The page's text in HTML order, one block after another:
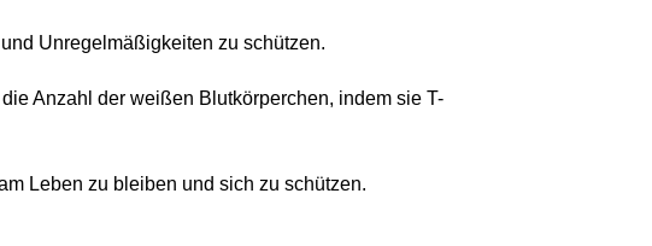
Unregelmäßigkeiten zu schützen.
Anzahl der weißen Blutkörperchen, indem sie T-
Leben zu bleiben und sich zu schützen.